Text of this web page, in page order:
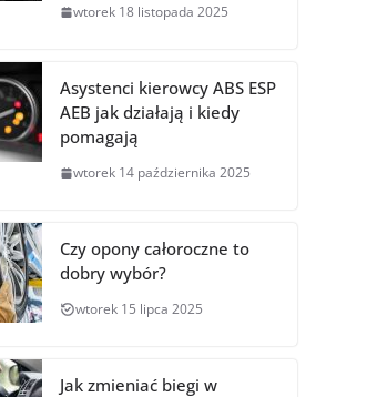
wtorek 18 listopada 2025
Asystenci kierowcy ABS ESP
AEB jak działają i kiedy
pomagają
wtorek 14 października 2025
Czy opony całoroczne to
dobry wybór?
wtorek 15 lipca 2025
Jak zmieniać biegi w